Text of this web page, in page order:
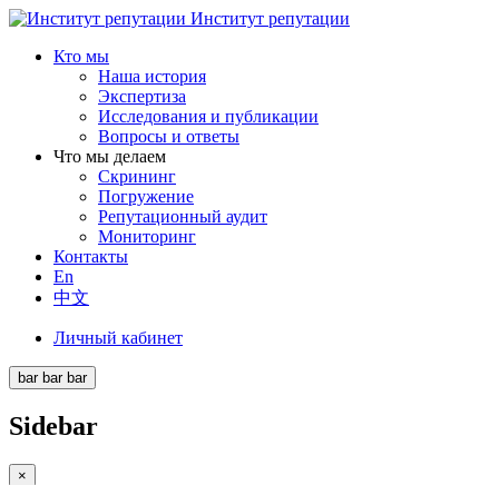
Институт репутации
Кто мы
Наша история
Экспертиза
Исследования и публикации
Вопросы и ответы
Что мы делаем
Скрининг
Погружение
Репутационный аудит
Мониторинг
Контакты
En
中文
Личный кабинет
bar bar bar
Sidebar
×